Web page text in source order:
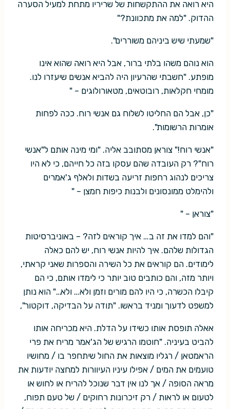
היא רואה את ההתקשחות של שריריו מתחת למעיל הסערה
ההדוק. "למה את מתכוונת?"
"שמעתי שיש ביניהם משוררים".
הוא נוהם משהו בלתי ברור, אבל היא רואה שהוא אינו
מופתע. "חשבתי שהרעיון היה להביא אנשים שיעזרו לנו.
מומחי חקלאות, רובוטאים, מטאורולוגים – "
"כן, אבל הם החליטו לשלוח גם אנשי רוח. ככה לפחות
אומרות הרשומות".
"אנשי רוח!" צוראן מסתובב אליה. "ומי מינה אותם ל"אנשי
רוח"? רק העובדה שהם עסקו בזה כל חייהם, כי לא היו
צריכים לנהוג רחפות זריעה בשדות ולאלף ג'אמרים
ולהימלט ממונסונים ולבנות כיפות חמצן – "
"צוראן – "
"והם למדו את זה ב… איך קוראים לזה? – באוניברסיטות
הגדולות שלהם. איך להיות אנשי רוח, יש להם כאלה
לימודים. הם קוראים את כל השירה והספרות שאני קראתי,
ויותר מזה, והם כותבים טוב יותר כי לימדו אותם, כי הם
קיבלו הכשרה, כי היו להם מורים וזמן ולא… ולא…" הוא נותן
למשפט לדעוך ומניד בראשו. "תודה על הבדיקה, דוקטור",
אאלה תופסת אותו כשידו על הדלת. היא מכריחה אותו
להביט בעיניה. "חוטמו הרגיש של הג'אמר מריח את פרי
הראמטאן / רגליו מוצאות את החול שיתחפר בו / מחושיו
טועמים את המים / אפילו עיניו העיוורות למחצה יודעות את
מראה הסופה / אך לנו אין דבר שנוכל להריח או לחוש או
לטעום או לראות / רק זיכרונות רחוקים / של טעם תפוח,